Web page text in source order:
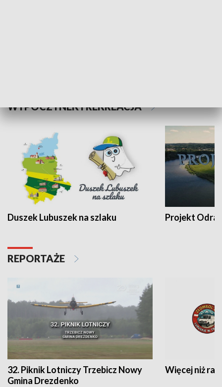
WYPOCZYNEK I REKREACJA
Duszek Lubuszek na szlaku Projekt Odra
REPORTAŻE
32. Piknik Lotniczy Trzebicz Nowy
Gmina Drezdenko
Więcej niż rajd